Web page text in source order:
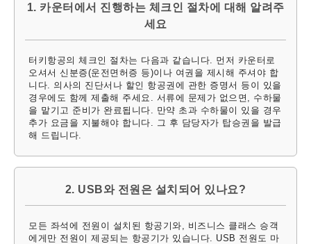
1. 카운터에서 진행하는 체크인 절차에 대해 알려주
세요
터키항공의 체크인 절차는 다음과 같습니다. 먼저 카운터로
오셔서 신분증(운전면허증 등)이나 여권을 제시해 주셔야 합
니다. 의사의 진단서나 할인 항공권에 관한 증명서 등이 있을
경우에도 함께 제출해 주세요. 서류에 문제가 없으면, 수하물
을 맡기고 준비가 완료됩니다. 만약 초과 수하물이 있을 경우
추가 요금을 지불해야 합니다. 그 후 담당자가 탑승권을 발급
해 드립니다.
2. USB와 전원은 설치되어 있나요?
모든 좌석에 전원이 설치된 항공기와, 비즈니스 클래스 승객
에게만 전원이 제공되는 항공기가 있습니다. USB 전원도 마